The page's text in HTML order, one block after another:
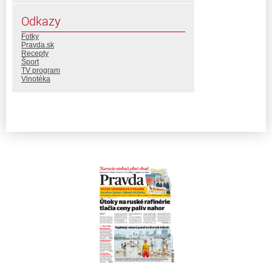
Odkazy
Fotky
Pravda.sk
Recepty
Šport
TV program
Vinotéka